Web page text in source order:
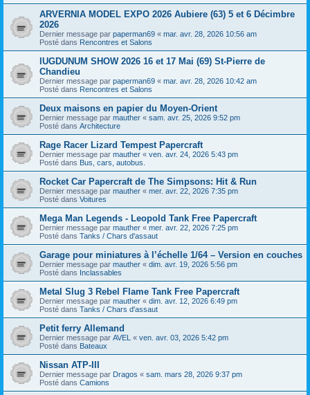
ARVERNIA MODEL EXPO 2026 Aubiere (63) 5 et 6 Décimbre
2026
Dernier message par paperman69 « mar. avr. 28, 2026 10:56 am
Posté dans Rencontres et Salons
lUGDUNUM SHOW 2026 16 et 17 Mai (69) St-Pierre de
Chandieu
Dernier message par paperman69 « mar. avr. 28, 2026 10:42 am
Posté dans Rencontres et Salons
Deux maisons en papier du Moyen-Orient
Dernier message par mauther « sam. avr. 25, 2026 9:52 pm
Posté dans Architecture
Rage Racer Lizard Tempest Papercraft
Dernier message par mauther « ven. avr. 24, 2026 5:43 pm
Posté dans Bus, cars, autobus.
Rocket Car Papercraft de The Simpsons: Hit & Run
Dernier message par mauther « mer. avr. 22, 2026 7:35 pm
Posté dans Voitures
Mega Man Legends - Leopold Tank Free Papercraft
Dernier message par mauther « mer. avr. 22, 2026 7:25 pm
Posté dans Tanks / Chars d'assaut
Garage pour miniatures à l’échelle 1/64 – Version en couches
Dernier message par mauther « dim. avr. 19, 2026 5:56 pm
Posté dans Inclassables
Metal Slug 3 Rebel Flame Tank Free Papercraft
Dernier message par mauther « dim. avr. 12, 2026 6:49 pm
Posté dans Tanks / Chars d'assaut
Petit ferry Allemand
Dernier message par AVEL « ven. avr. 03, 2026 5:42 pm
Posté dans Bateaux
Nissan ATP-III
Dernier message par Dragos « sam. mars 28, 2026 9:37 pm
Posté dans Camions